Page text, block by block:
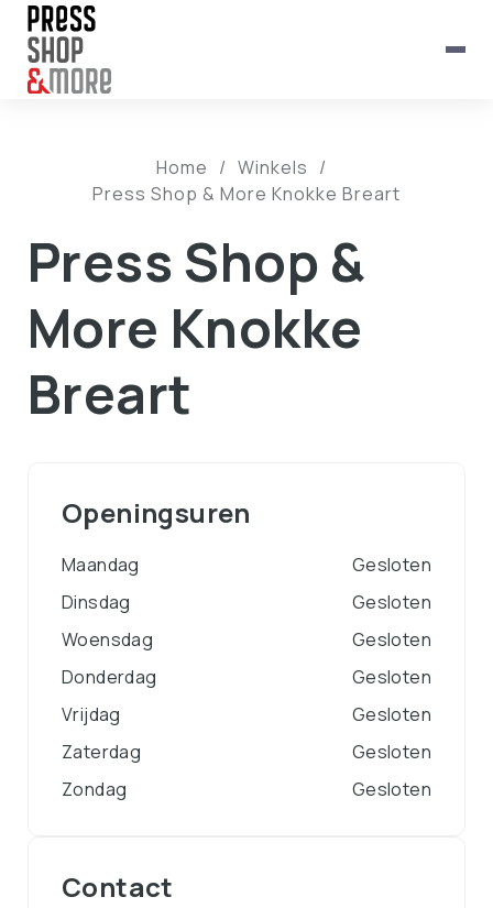
Home / Winkels /
Press Shop & More Knokke Breart
Press Shop &
More Knokke
Breart
Openingsuren
Maandag
Gesloten
Dinsdag
Gesloten
Woensdag
Gesloten
Donderdag
Gesloten
Vrijdag
Gesloten
Zaterdag
Gesloten
Zondag
Gesloten
Contact